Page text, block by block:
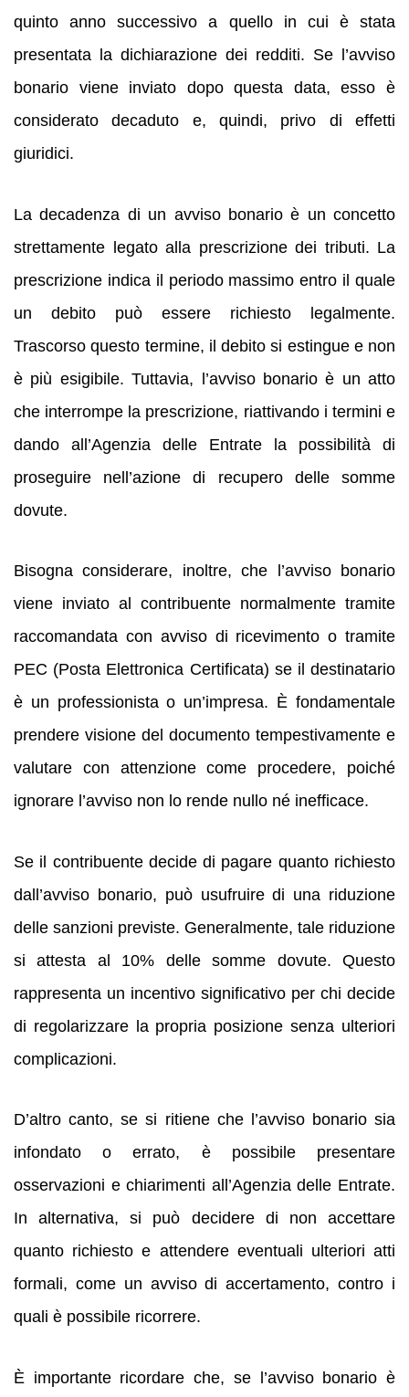
quinto anno successivo a quello in cui è stata
presentata la dichiarazione dei redditi. Se l’avviso
bonario viene inviato dopo questa data, esso è
considerato decaduto e, quindi, privo di effetti
giuridici.
La decadenza di un avviso bonario è un concetto
strettamente legato alla prescrizione dei tributi. La
prescrizione indica il periodo massimo entro il quale
un debito può essere richiesto legalmente.
Trascorso questo termine, il debito si estingue e non
è più esigibile. Tuttavia, l’avviso bonario è un atto
che interrompe la prescrizione, riattivando i termini e
dando all’Agenzia delle Entrate la possibilità di
proseguire nell’azione di recupero delle somme
dovute.
Bisogna considerare, inoltre, che l’avviso bonario
viene inviato al contribuente normalmente tramite
raccomandata con avviso di ricevimento o tramite
PEC (Posta Elettronica Certificata) se il destinatario
è un professionista o un’impresa. È fondamentale
prendere visione del documento tempestivamente e
valutare con attenzione come procedere, poiché
ignorare l’avviso non lo rende nullo né inefficace.
Se il contribuente decide di pagare quanto richiesto
dall’avviso bonario, può usufruire di una riduzione
delle sanzioni previste. Generalmente, tale riduzione
si attesta al 10% delle somme dovute. Questo
rappresenta un incentivo significativo per chi decide
di regolarizzare la propria posizione senza ulteriori
complicazioni.
D’altro canto, se si ritiene che l’avviso bonario sia
infondato o errato, è possibile presentare
osservazioni e chiarimenti all’Agenzia delle Entrate.
In alternativa, si può decidere di non accettare
quanto richiesto e attendere eventuali ulteriori atti
formali, come un avviso di accertamento, contro i
quali è possibile ricorrere.
È importante ricordare che, se l’avviso bonario è